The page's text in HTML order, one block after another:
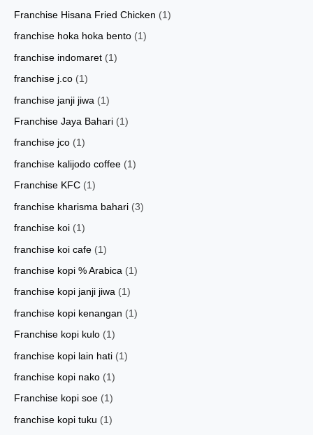
Franchise Hisana Fried Chicken (1)
franchise hoka hoka bento (1)
franchise indomaret (1)
franchise j.co (1)
franchise janji jiwa (1)
Franchise Jaya Bahari (1)
franchise jco (1)
franchise kalijodo coffee (1)
Franchise KFC (1)
franchise kharisma bahari (3)
franchise koi (1)
franchise koi cafe (1)
franchise kopi % Arabica (1)
franchise kopi janji jiwa (1)
franchise kopi kenangan (1)
Franchise kopi kulo (1)
franchise kopi lain hati (1)
franchise kopi nako (1)
Franchise kopi soe (1)
franchise kopi tuku (1)